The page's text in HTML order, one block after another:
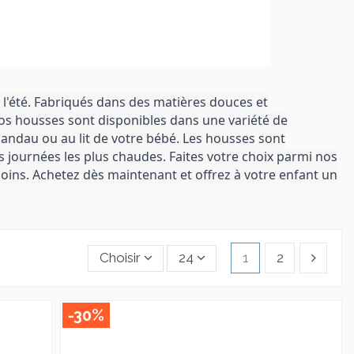
Fabriqués dans des matières douces et
housses sont disponibles dans une variété de
ou au lit de votre bébé. Les housses sont
les plus chaudes. Faites votre choix parmi nos
Achetez dès maintenant et offrez à votre enfant un
Choisir 24 1 2
-30%